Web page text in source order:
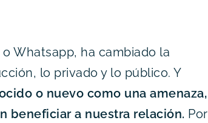
Whatsapp, ha cambiado la
lo privado y lo público. Y
o nuevo como una amenaza,
beneficiar a nuestra relación. Por